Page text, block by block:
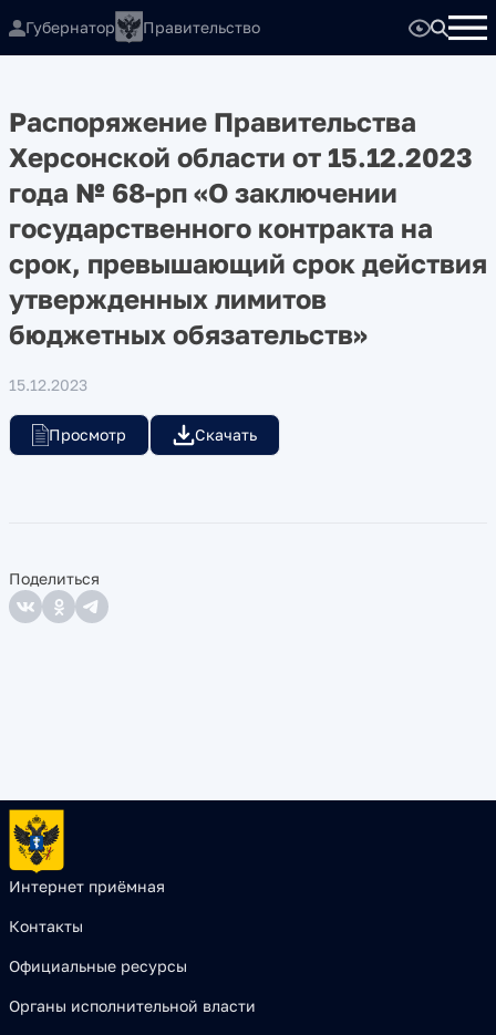
Губернатор Правительство
Распоряжение Правительства
Херсонской области от 15.12.2023
года № 68-рп «О заключении
государственного контракта на
срок, превышающий срок действия
утвержденных лимитов
бюджетных обязательств»
15.12.2023
Просмотр Скачать
Поделиться
Интернет приёмная
Контакты
Официальные ресурсы
Органы исполнительной власти